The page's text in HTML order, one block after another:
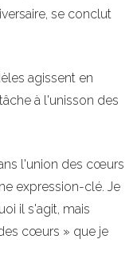
se conclut
agissent en
à l'unisson des
l'union des cœurs
expression-clé. Je
il s'agit, mais
cœurs » que je